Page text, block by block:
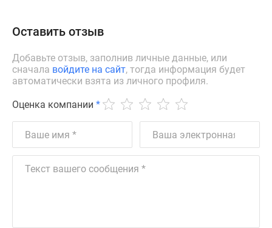
Оставить отзыв
Добавьте отзыв, заполнив личные данные, или
сначала войдите на сайт, тогда информация будет
автоматически взята из личного профиля.
Оценка компании *